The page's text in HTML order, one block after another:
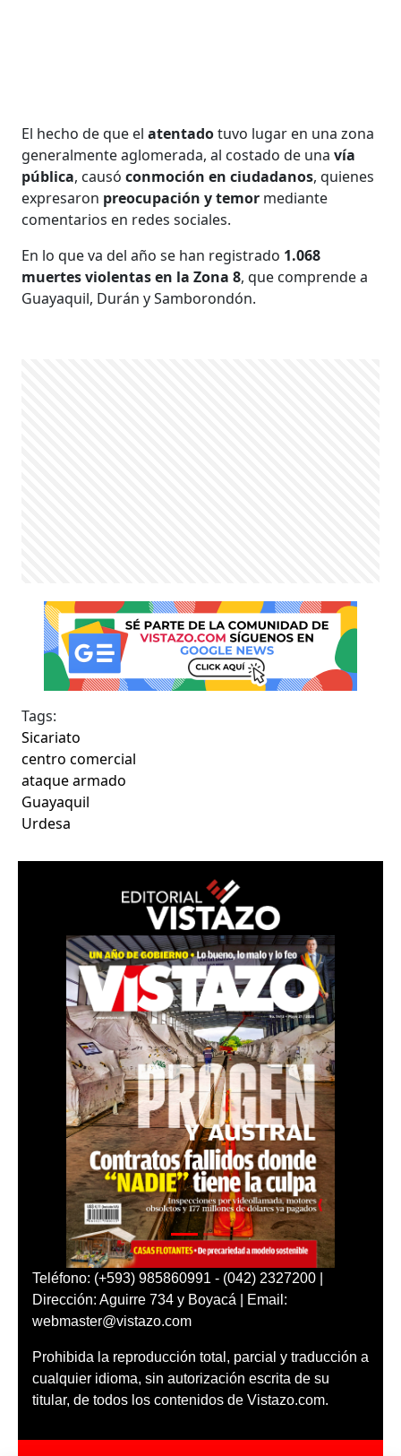
El hecho de que elatentadotuvo lugar en una zona
generalmente aglomerada, al costado de una vía
pública, causó conmoción en ciudadanos, quienes
expresaron preocupación y temor mediante
comentarios en redes sociales.
En lo que va del año se han registrado 1.068
muertes violentas en la Zona 8, que comprende a
Guayaquil, Durán y Samborondón.
Tags:
Sicariato
centro comercial
ataque armado
Guayaquil
Urdesa
Teléfono: (+593) 985860991 - (042) 2327200 |
Dirección: Aguirre 734 y Boyacá | Email:
webmaster@vistazo.com
Prohibida la reproducción total, parcial y traducción a
cualquier idioma, sin autorización escrita de su
titular, de todos los contenidos de Vistazo.com.